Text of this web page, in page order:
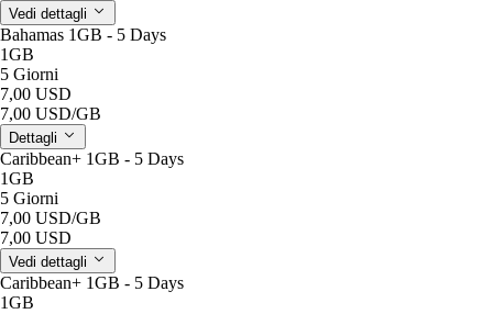
Vedi dettagli
Bahamas 1GB - 5 Days
1GB
5 Giorni
7,00 USD
7,00 USD/GB
Dettagli
Caribbean+ 1GB - 5 Days
1GB
5 Giorni
7,00 USD/GB
7,00 USD
Vedi dettagli
Caribbean+ 1GB - 5 Days
1GB